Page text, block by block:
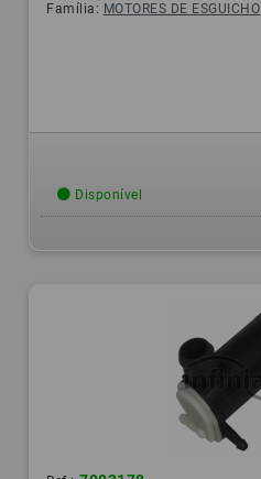
Família: MOTORES DE ESGUICHO
Disponível